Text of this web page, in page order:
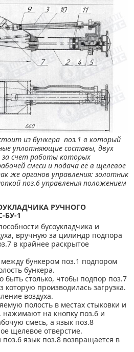
из бункера поз.1 в который
уплотняющие составы, двух
за счет работы которых
смеси и подача её в щелевое
же органов управления: золотник
поз.6 управления положением
РУЧНОГО
БУ-1
бусоукладчика и
вручную за цилиндр подпора
в крайнее раскрытое
бункером поз.1 подпором
бункера.
быть столько, чтобы подпор поз.7
производилась загрузка.
воздуха.
полость в местах стыковки и
нажимают на кнопку поз.6 и
смесь, а язык поз.8
щелевое отверстие.
поз.6 язык поз.8 возвращается в